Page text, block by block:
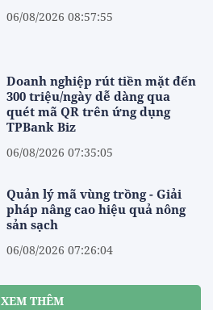
06/08/2026 08:57:55
Doanh nghiệp rút tiền mặt đến
300 triệu/ngày dễ dàng qua
quét mã QR trên ứng dụng
TPBank Biz
06/08/2026 07:35:05
Quản lý mã vùng trồng - Giải
pháp nâng cao hiệu quả nông
sản sạch
06/08/2026 07:26:04
XEM THÊM